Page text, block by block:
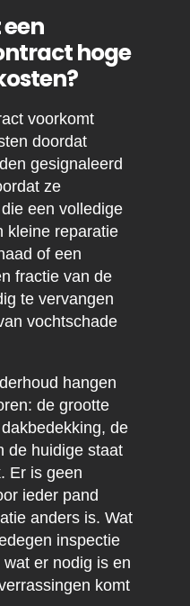
hoge
voorkomt
doordat
gesignaleerd
ze
een volledige
kleine reparatie
of een
fractie van de
te vervangen
vochtschade
hangen
de grootte
de
de huidige staat
Er is geen
ieder pand
anders is. Wat
inspectie
er nodig is en
komt